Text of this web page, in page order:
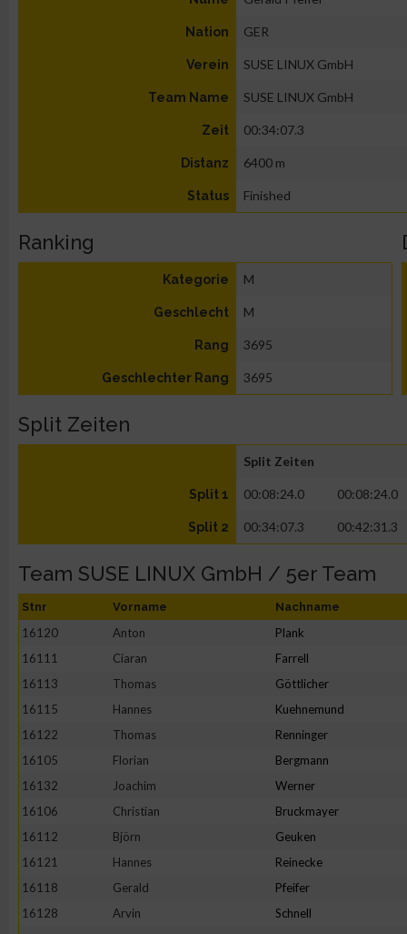
Nation GER
Verein SUSE LINUX GmbH
Team Name SUSE LINUX GmbH
Zeit 00:34:07.3
Distanz 6400 m
Status Finished
Ranking
Kategorie M
Geschlecht M
Rang 3695
Geschlechter Rang 3695
Split Zeiten
Split Zeiten
Split 1 00:08:24.0 00:08:24.0
Split 2 00:34:07.3 00:42:31.3
Team SUSE LINUX GmbH / 5er Team
Stnr Vorname Nachname
16120 Anton Plank
16111
Ciaran Farrell
16113
Thomas Göttlicher
16115
Hannes Kuehnemund
16122
Thomas Renninger
16105
Florian Bergmann
16132
Joachim Werner
16106
Christian Bruckmayer
16112
Björn Geuken
16121
Hannes Reinecke
16118
Gerald Pfeifer
16128
Arvin Schnell